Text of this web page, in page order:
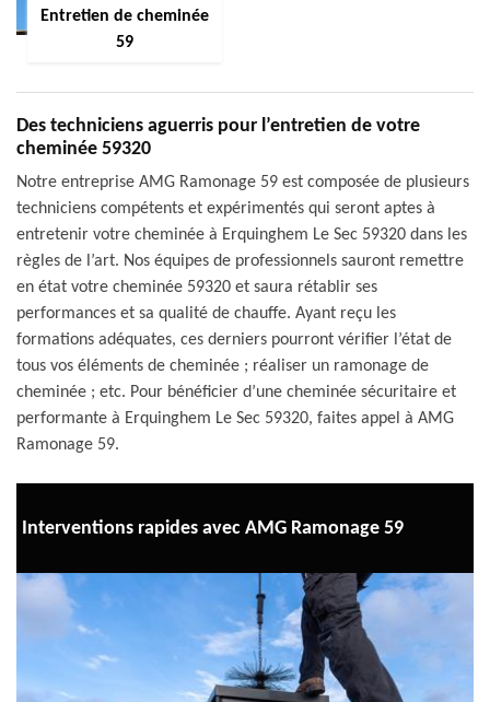
Entretien de cheminée
59
Des techniciens aguerris pour l’entretien de votre
cheminée 59320
Notre entreprise AMG Ramonage 59 est composée de plusieurs
techniciens compétents et expérimentés qui seront aptes à
entretenir votre cheminée à Erquinghem Le Sec 59320 dans les
règles de l’art. Nos équipes de professionnels sauront remettre
en état votre cheminée 59320 et saura rétablir ses
performances et sa qualité de chauffe. Ayant reçu les
formations adéquates, ces derniers pourront vérifier l’état de
tous vos éléments de cheminée ; réaliser un ramonage de
cheminée ; etc. Pour bénéficier d’une cheminée sécuritaire et
performante à Erquinghem Le Sec 59320, faites appel à AMG
Ramonage 59.
Interventions rapides avec AMG Ramonage 59